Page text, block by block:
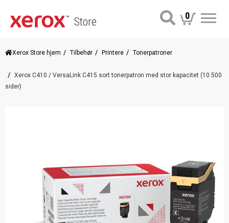
Store 0
Xerox Store hjem Tilbehør Printere Tonerpatroner
Xerox C410 / VersaLink C415 sort tonerpatron med stor kapacitet (10.500
sider)